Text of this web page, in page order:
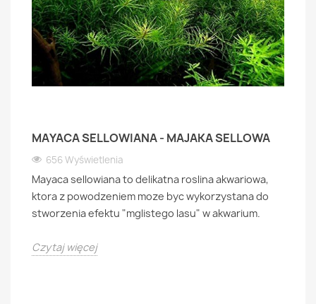
MAYACA SELLOWIANA - MAJAKA SELLOWA
656 Wyświetlenia
Mayaca sellowiana to delikatna roslina akwariowa,
ktora z powodzeniem moze byc wykorzystana do
stworzenia efektu "mglistego lasu" w akwarium.
Czytaj więcej